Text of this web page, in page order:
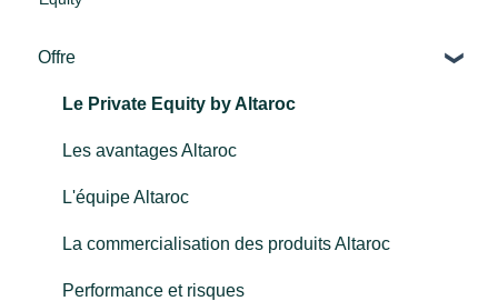
Offre
Le Private Equity by Altaroc
Les avantages Altaroc
L'équipe Altaroc
La commercialisation des produits Altaroc
Performance et risques